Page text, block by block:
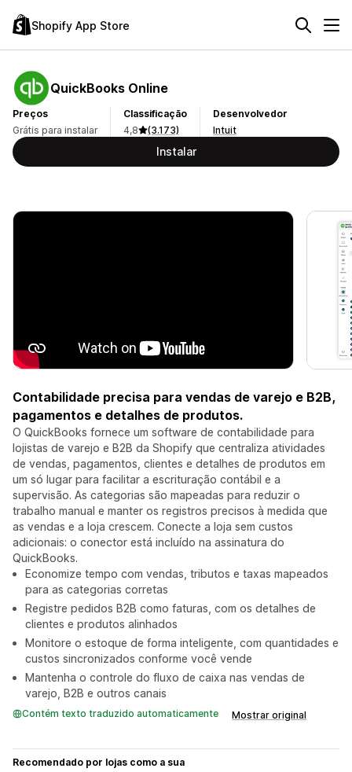
Shopify App Store
QuickBooks Online
Preços
Grátis para instalar
Classificação
4,8
(3.173)
Desenvolvedor
Intuit
Instalar
Contabilidade precisa para vendas de varejo e B2B,
pagamentos e detalhes de produtos.
O QuickBooks fornece um software de contabilidade para
lojistas de varejo e B2B da Shopify que centraliza atividades
de vendas, pagamentos, clientes e detalhes de produtos em
um só lugar para facilitar a escrituração contábil e a
supervisão. As categorias são mapeadas para reduzir o
trabalho manual e manter os registros precisos à medida que
as vendas e a loja crescem. Conecte a loja sem custos
adicionais: o conector está incluído na assinatura do
QuickBooks.
Economize tempo com vendas, tributos e taxas mapeados
para as categorias corretas
Registre pedidos B2B como faturas, com os detalhes de
clientes e produtos alinhados
Monitore o estoque de forma inteligente, com quantidades e
custos sincronizados conforme você vende
Mantenha o controle do fluxo de caixa nas vendas de
varejo, B2B e outros canais
Contém texto traduzido automaticamente Mostrar original
Recomendado por lojas como a sua